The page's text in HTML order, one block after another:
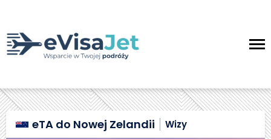
eTA do Nowej Zelandii Wizy